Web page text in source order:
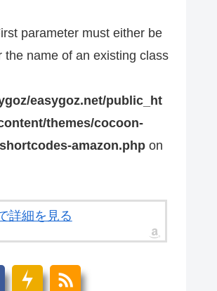
parameter must either be
the name of an existing class
easygoz.net/public_ht
themes/cocoon-
amazon.php on
詳細を見る